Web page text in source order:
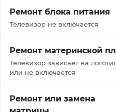
Ремонт блока питания
Телевизор не включается
Ремонт материнской
Телевизор зависает на
или не включается
Ремонт или замена